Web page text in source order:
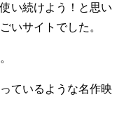
い続けよう！と思い
いサイトでした。
ているような名作映